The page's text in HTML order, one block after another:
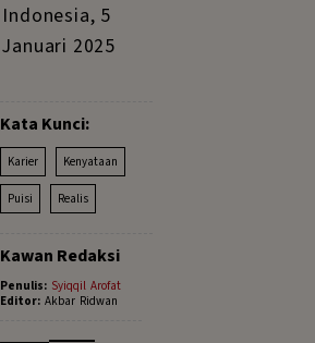
Indonesia, 5
Januari 2025
Kata Kunci:
Karier Kenyataan
Puisi Realis
Kawan Redaksi
Penulis: Syiqqil Arofat
Editor: Akbar Ridwan